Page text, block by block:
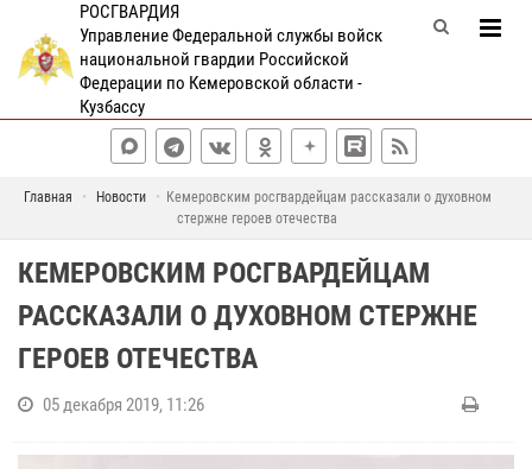
РОСГВАРДИЯ
Управление Федеральной службы войск
национальной гвардии Российской
Федерации по Кемеровской области -
Кузбассу
Главная Новости
Кемеровским росгвардейцам рассказали о духовном
стержне героев отечества
КЕМЕРОВСКИМ РОСГВАРДЕЙЦАМ
РАССКАЗАЛИ О ДУХОВНОМ СТЕРЖНЕ
ГЕРОЕВ ОТЕЧЕСТВА
05 декабря 2019, 11:26